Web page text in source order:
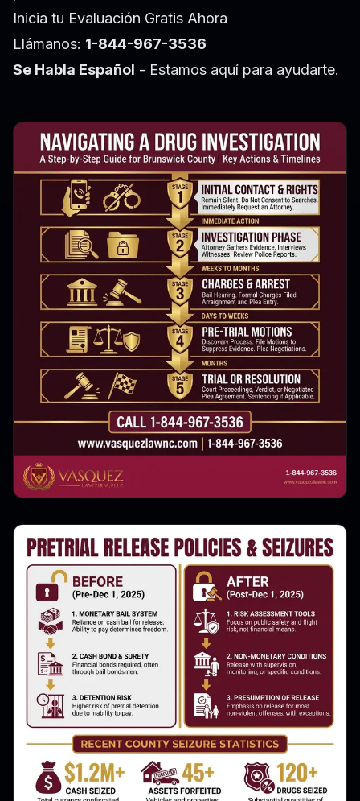
Inicia tu Evaluación Gratis Ahora
Llámanos: 1-844-967-3536
Se Habla Español - Estamos aquí para ayudarte.